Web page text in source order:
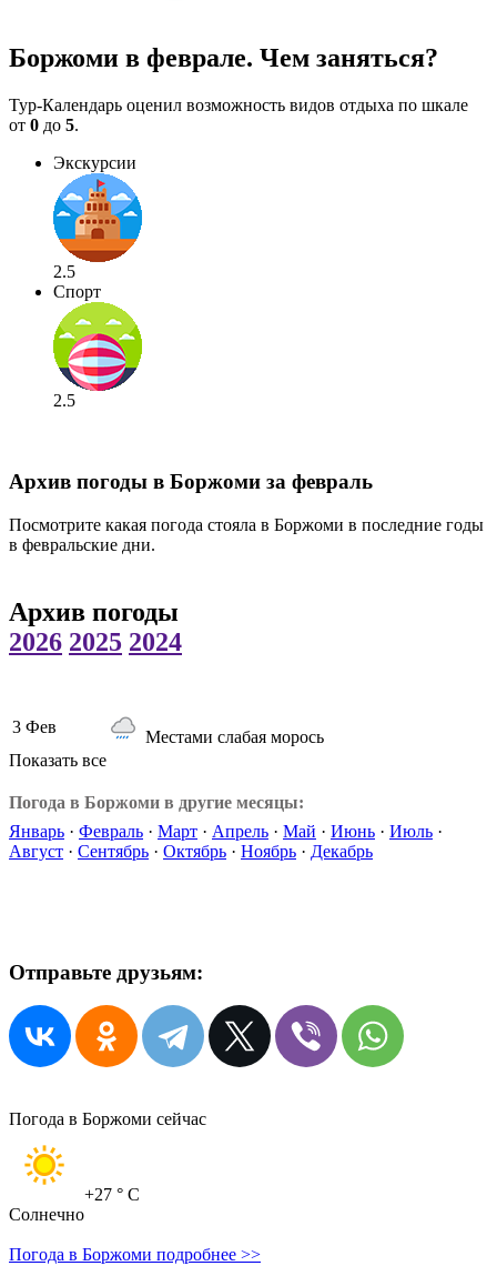
Боржоми в феврале. Чем заняться?
Тур-Календарь оценил возможность видов отдыха по шкале
от 0 до 5.
Экскурсии
2.5
Спорт
2.5
Архив погоды в Боржоми за февраль
Посмотрите какая погода стояла в Боржоми в последние годы
в февральские дни.
Архив погоды
2026 2025 2024
3 Фев
Местами слабая морось
Показать все
Погода в Боржоми в другие месяцы:
Январь · Февраль · Март · Апрель · Май · Июнь · Июль ·
Август · Сентябрь · Октябрь · Ноябрь · Декабрь
Отправьте друзьям:
Погода в Боржоми сейчас
+27 ° C
Солнечно
Погода в Боржоми подробнее >>